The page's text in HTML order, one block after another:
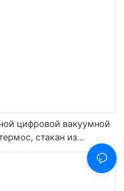
цифровой вакуумной
стакан из
умная бутылка для